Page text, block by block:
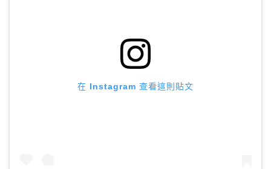
在 Instagram 查看這則貼文